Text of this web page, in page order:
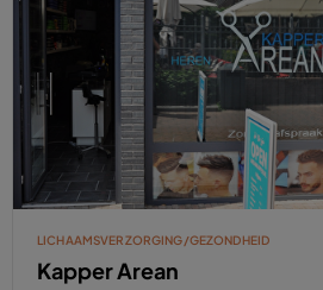
LICHAAMSVERZORGING/GEZONDHEID
Kapper Arean